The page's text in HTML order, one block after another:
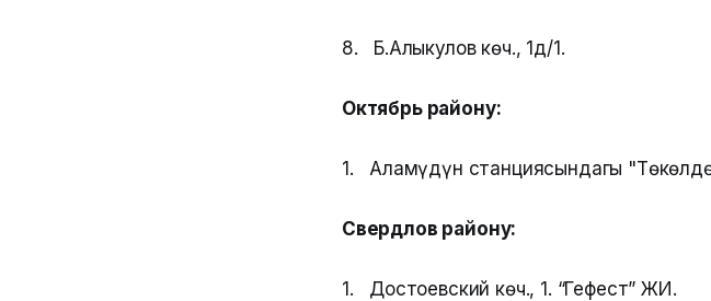
8. Б.Алыкулов көч., 1д/1.
Октябрь району:
1. Аламүдүн станциясындагы
Свердлов району:
1. Достоевский көч., 1. “Гефест” ЖИ.